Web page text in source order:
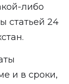
либо
статьей 24
и в сроки,